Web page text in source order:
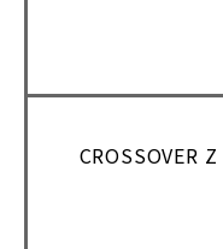
CROSSOVER Z